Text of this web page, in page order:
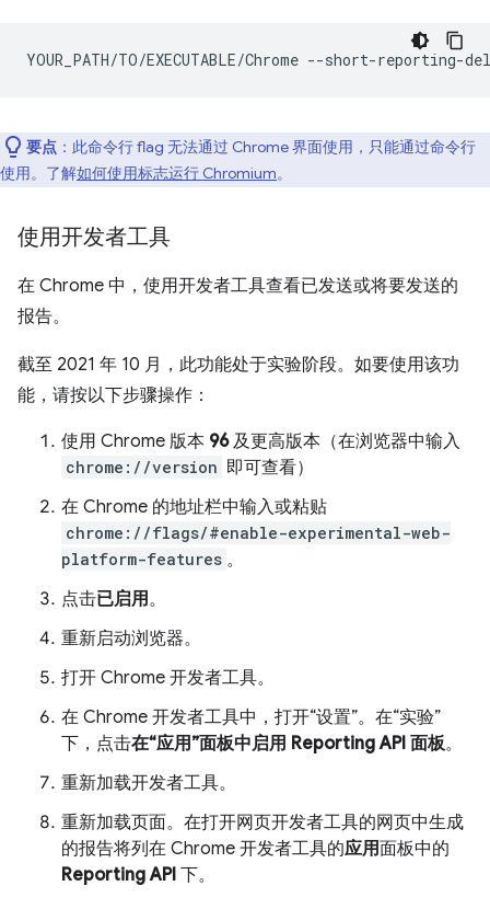
YOUR_PATH/TO/EXECUTABLE/Chrome
要点 ：此命令行 flag 无法通过 Chrome 界面使用，只能通过命令行
使用。了解如何使用标志运行 Chromium。
使用开发者工具
在 Chrome 中，使用开发者工具查看已发送或将要发送的
报告。
截至 2021 年 10 月，此功能处于实验阶段。如要使用该功
能，请按以下步骤操作：
使用 Chrome 版本 96及更高版本（在浏览器中输入
chrome://version 即可查看）
在 Chrome 的地址栏中输入或粘贴
chrome://flags/#enable-experimental-web-
platform-features 。
点击已启用 。
重新启动浏览器。
打开 Chrome 开发者工具。
在 Chrome 开发者工具中，打开“设置”。在“实验”
下，点击在“应用”面板中启用 Reporting API 面板。
重新加载开发者工具。
重新加载页面。在打开网页开发者工具的网页中生成
的报告将列在 Chrome 开发者工具的应用面板中的
Reporting API 下。